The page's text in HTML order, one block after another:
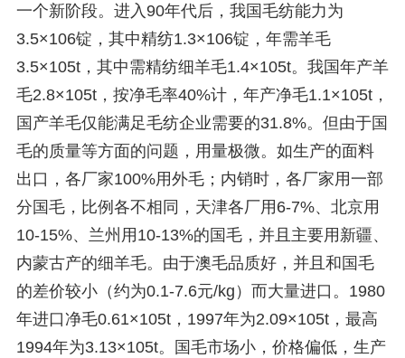
一个新阶段。进入90年代后，我国毛纺能力为
3.5×106锭，其中精纺1.3×106锭，年需羊毛
3.5×105t，其中需精纺细羊毛1.4×105t。我国年产羊
毛2.8×105t，按净毛率40%计，年产净毛1.1×105t，
国产羊毛仅能满足毛纺企业需要的31.8%。但由于国
毛的质量等方面的问题，用量极微。如生产的面料
出口，各厂家100%用外毛；内销时，各厂家用一部
分国毛，比例各不相同，天津各厂用6-7%、北京用
10-15%、兰州用10-13%的国毛，并且主要用新疆、
内蒙古产的细羊毛。由于澳毛品质好，并且和国毛
的差价较小（约为0.1-7.6元/kg）而大量进口。1980
年进口净毛0.61×105t，1997年为2.09×105t，最高
1994年为3.13×105t。国毛市场小，价格偏低，生产